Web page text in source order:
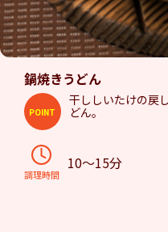
鍋焼きうどん
POINT
干ししいたけの戻
どん。
調理時間
10～15分